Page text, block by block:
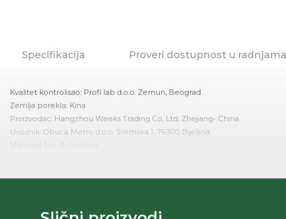
Specifikacija Proveri dostupnost u radnjama
Kvalitet kontrolisao: Profi lab d.o.o. Zemun, Beograd
Zemlja porekla: Kina
Proizvodac: Hangzhou Weeks Trading Co, Ltd, Zhejiang- China
Uvoznik: Obuca Metro d.o.o. Sremska 1, 76300 Bijeljina
Materijal lica: Poliuretan
Godina JCI: Jci-2104/30.10.2024.